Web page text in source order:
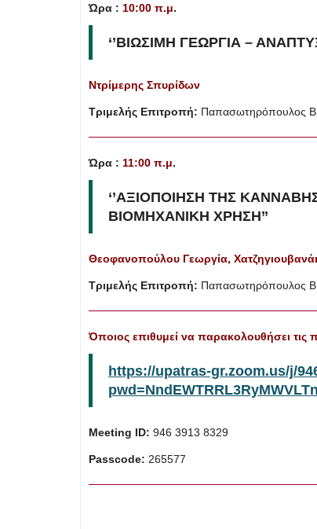
Ώρα : 10:00 π.μ.
‘’ΒΙΩΣΙΜΗ ΓΕΩΡΓΙΑ –
Ντρίμερης Σπυρίδων
Τριμελής Επιτροπή: Παπασωτηρόπουλος
Ώρα : 11:00 π.μ.
‘’ΑΞΙΟΠΟΙΗΣΗ ΤΗΣ
ΒΙΟΜΗΧΑΝΙΚΗ ΧΡΗΣΗ’’
Θεοφανοπούλου Γεωργία,
Τριμελής Επιτροπή: Παπασωτηρόπουλος
Όποιος επιθυμεί να παρακολουθήσει
https://upatras-gr.zoom.us/j/
Meeting ID: 946 3913 8329
Passcode: 265577